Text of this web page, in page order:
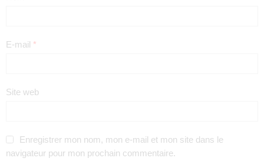
E-mail *
Site web
Enregistrer mon nom, mon e-mail et mon site dans le
navigateur pour mon prochain commentaire.